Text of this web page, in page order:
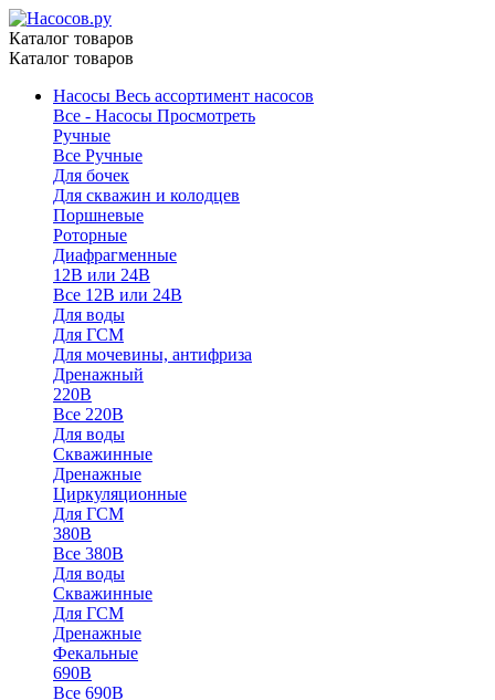
Каталог товаров
Каталог товаров
Насосы Весь ассортимент насосов
Все - Насосы Просмотреть
Ручные
Все Ручные
Для бочек
Для скважин и колодцев
Поршневые
Роторные
Диафрагменные
12В или 24В
Все 12В или 24В
Для воды
Для ГСМ
Для мочевины, антифриза
Дренажный
220В
Все 220В
Для воды
Скважинные
Дренажные
Циркуляционные
Для ГСМ
380В
Все 380В
Для воды
Скважинные
Для ГСМ
Дренажные
Фекальные
690В
Все 690В